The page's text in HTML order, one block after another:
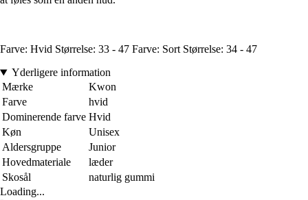
Farve: Hvid Størrelse: 33 - 47 Farve: Sort Størrelse: 34 - 47
Yderligere information
Mærke
Kwon
Farve
hvid
Dominerende farve Hvid
Køn
Unisex
Aldersgruppe
Junior
Hovedmateriale
læder
Skosål
naturlig gummi
Loading...